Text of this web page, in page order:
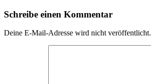
Schreibe einen Kommentar
Deine E-Mail-Adresse wird nicht veröffentlicht.